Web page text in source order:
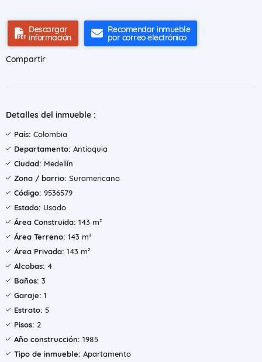
Descargar
información
Recomendar inmueble
por correo electrónico
Compartir
Detalles del inmueble :
País: Colombia
Departamento: Antioquia
Ciudad: Medellín
Zona / barrio: Suramericana
Código: 9536579
Estado: Usado
Área Construida: 143 m²
Área Terreno: 143 m²
Área Privada: 143 m²
Alcobas: 4
Baños: 3
Garaje: 1
Estrato: 5
Pisos: 2
Año construcción: 1985
Tipo de inmueble: Apartamento